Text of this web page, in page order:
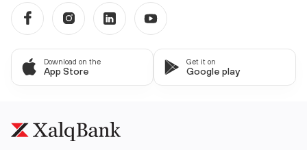
Download on the
App Store
Get it on
Google play